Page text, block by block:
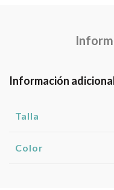
Información
Talla
Color